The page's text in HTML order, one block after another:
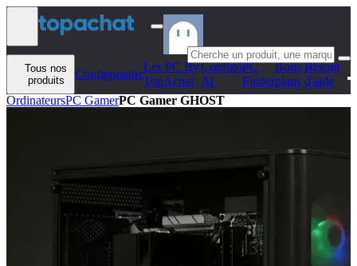
Aller au contenu
Tous nos
produits
Configomatic
Les PC By
TopAchat
Configo
Ai
PC
Finder
Bons
plans
Besoin
d'aide
OrdinateursPC GamerPC Gamer GHOST